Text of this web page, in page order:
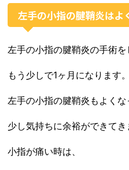
左手の小指の腱鞘炎はよ
左手の小指の腱鞘炎の手術を
もう少しで1ヶ月になります。
左手の小指の腱鞘炎もよくな
少し気持ちに余裕ができてき
小指が痛い時は、